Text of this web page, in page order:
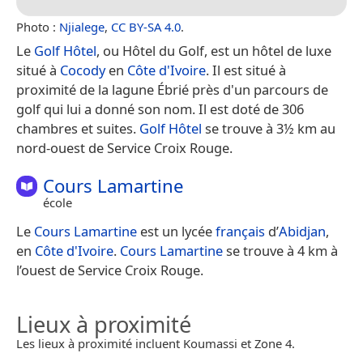
Photo : Njialege, CC BY-SA 4.0.
Le Golf Hôtel, ou Hôtel du Golf, est un hôtel de luxe
situé à Cocodyen Côte d'Ivoire. Il est situé à
proximité de la lagune Ébrié près d'un parcours de
golf qui lui a donné son nom. Il est doté de 306
chambres et suites. Golf Hôtel se trouve à 3½ km au
nord-ouest de Service Croix Rouge.
Cours Lamartine
école
Le Cours Lamartine est un lycéefrançais d’Abidjan,
en Côte d'Ivoire. Cours Lamartinese trouve à 4 km à
l’ouest de Service Croix Rouge.
Lieux à proximité
Les lieux à proximité incluent Koumassi et Zone 4.